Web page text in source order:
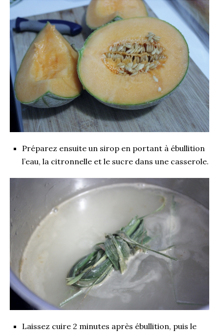
Préparez ensuite un sirop en portant à ébullition
l’eau, la citronnelle et le sucre dans une casserole.
Laissez cuire 2 minutes après ébullition, puis le